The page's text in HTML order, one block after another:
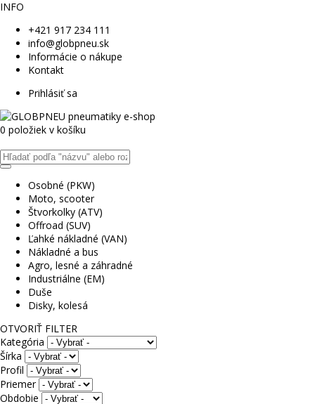
INFO
+421 917 234 111
info@globpneu.sk
Informácie o nákupe
Kontakt
Prihlásiť sa
0 položiek v košíku
Osobné (PKW)
Moto, scooter
Štvorkolky (ATV)
Offroad (SUV)
Ľahké nákladné (VAN)
Nákladné a bus
Agro, lesné a záhradné
Industriálne (EM)
Duše
Disky, kolesá
OTVORIŤ FILTER
Kategória
Šírka
Profil
Priemer
Obdobie